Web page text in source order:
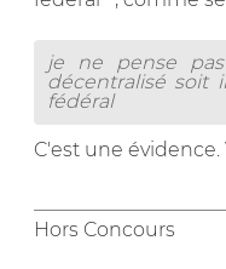
je ne pense
décentralisé soit
fédéral
C'est une évidence.
Hors Concours